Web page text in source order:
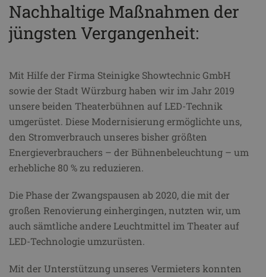
Nachhaltige Maßnahmen der
jüngsten Vergangenheit:
Mit Hilfe der Firma Steinigke Showtechnic GmbH
sowie der Stadt Würzburg haben wir im Jahr 2019
unsere beiden Theaterbühnen auf LED-Technik
umgerüstet. Diese Modernisierung ermöglichte uns,
den Stromverbrauch unseres bisher größten
Energieverbrauchers – der Bühnenbeleuchtung – um
erhebliche 80 % zu reduzieren.
Die Phase der Zwangspausen ab 2020, die mit der
großen Renovierung einhergingen, nutzten wir, um
auch sämtliche andere Leuchtmittel im Theater auf
LED-Technologie umzurüsten.
Mit der Unterstützung unseres Vermieters konnten